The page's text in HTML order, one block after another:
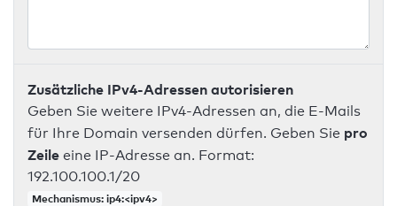
Zusätzliche IPv4-Adressen autorisieren
Geben Sie weitere IPv4-Adressen an, die E-Mails
für Ihre Domain versenden dürfen. Geben Sie pro
Zeile eine IP-Adresse an. Format:
192.100.100.1/20
Mechanismus: ip4:<ipv4>